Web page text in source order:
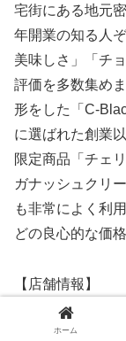
宅街にある地元
年開業の知る人
美味しさ」「チ
評価を多数集め
形をした「C-
に選ばれた創業
限定商品「チェ
ガナッシュクリ
も非常によく利
どの良心的な価
【店舗情報】
●東京都新宿区新
●月水土13:00～
ホーム